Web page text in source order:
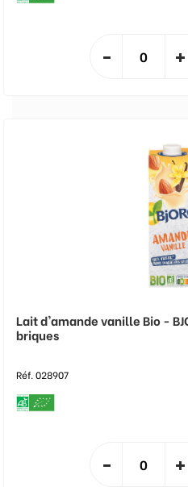
Lait d'amande vanille Bio -
briques
Réf. 028907